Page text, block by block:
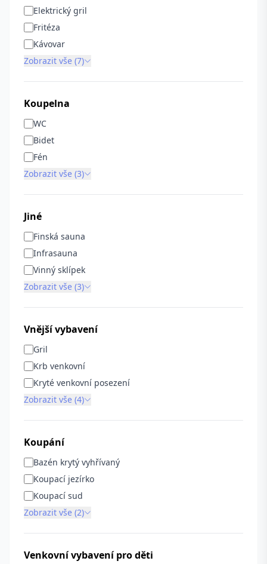
Elektrický gril
Fritéza
Kávovar
Zobrazit vše (7)
Koupelna
WC
Bidet
Fén
Zobrazit vše (3)
Jiné
Finská sauna
Infrasauna
Vinný sklípek
Zobrazit vše (3)
Vnější vybavení
Gril
Krb venkovní
Kryté venkovní posezení
Zobrazit vše (4)
Koupání
Bazén krytý vyhřívaný
Koupací jezírko
Koupací sud
Zobrazit vše (2)
Venkovní vybavení pro děti